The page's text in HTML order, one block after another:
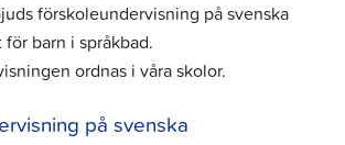
förskoleundervisning på svenska
barn i språkbad.
ordnas i våra skolor.
på svenska